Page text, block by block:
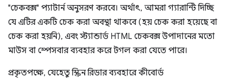
"চেকবক্স" প্যাটার্ন অনুসরণ করবে। অর্থাৎ, আমরা গ্যারান্টি দিচ্ছি
যে এটির একটি চেক করা অবস্থা থাকবে (হয় চেক করা হয়েছে বা
চেক করা হয়নি), এবং স্ট্যান্ডার্ড HTML চেকবক্স উপাদানের মতো
মাউস বা স্পেসবার ব্যবহার করে টগল করা যেতে পারে।
প্রকৃতপক্ষে, যেহেতু স্ক্রিন রিডার ব্যবহারে কীবোর্ড